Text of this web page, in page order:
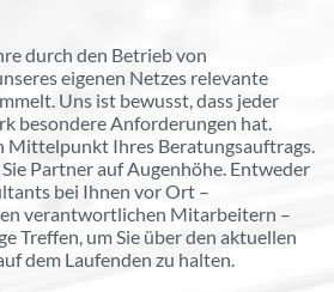
durch den Betrieb von
eigenen Netzes relevante
Uns ist bewusst, dass jeder
besondere Anforderungen hat.
Mittelpunkt Ihres Beratungsauftrags.
Partner auf Augenhöhe. Entweder
bei Ihnen vor Ort –
verantwortlichen Mitarbeitern –
Treffen, um Sie über den aktuellen
dem Laufenden zu halten.